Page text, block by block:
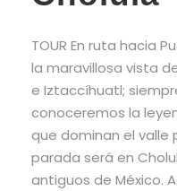
TOUR En ruta hacia
la maravillosa vista
e Iztaccíhuatl;
conoceremos la
que dominan el valle
parada será en
antiguos de México.